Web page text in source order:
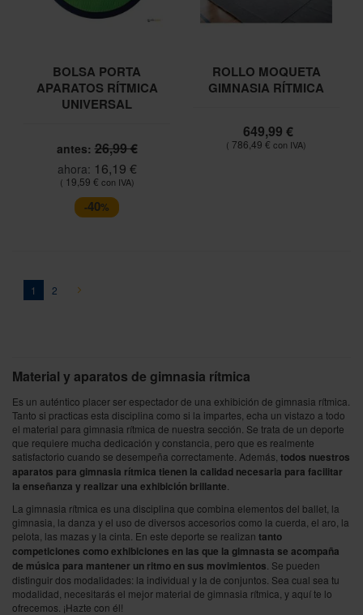
BOLSA PORTA
APARATOS RÍTMICA
UNIVERSAL
antes: 26,99 €
ahora: 16,19 €
19,59 €
-40%
ROLLO MOQUETA
GIMNASIA RÍTMICA
649,99 €
786,49 €
Página
You're currently reading page
1 Página
2
Material y aparatos de gimnasia rítmica
Es un auténtico placer ser espectador de una exhibición de gimnasia rítmica.
Tanto si practicas esta disciplina como si la impartes, echa un vistazo a todo
el material para gimnasia rítmica de nuestra sección. Se trata de un deporte
que requiere mucha dedicación y constancia, pero que es realmente
satisfactorio cuando se desempeña correctamente. Además, todos nuestros
aparatos para gimnasia rítmica tienen la calidad necesaria para facilitar
la enseñanza y realizar una exhibición brillante
La gimnasia rítmica es una disciplina que combina elementos del ballet, la
gimnasia, la danza y el uso de diversos accesorios como la cuerda, el aro, la
pelota, las mazas y la cinta. En este deporte se realizan tanto
competiciones como exhibiciones en las que la gimnasta se acompaña
de música para mantener un ritmo en sus movimientos . Se pueden
distinguir dos modalidades: la individual y la de conjuntos. Sea cual sea tu
modalidad, necesitarás el mejor material de gimnasia rítmica, y aquí te lo
ofrecemos. ¡Hazte con él!